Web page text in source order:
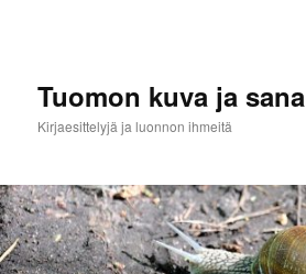
Tuomon kuva ja sana
Kirjaesittelyjä ja luonnon ihmeitä